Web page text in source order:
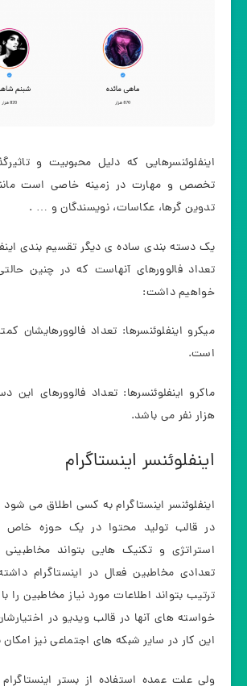
اینفلوئنسرهایی که دلیل محبوبیت و
تخصص و مهارت در زمینه خاصی است
تدوین گرها، عکاسات، نویسندگان و … .
یک دسته بندی ساده ی دیگر تقسیم بندی
تعداد فالوورهای آنهاست که در چنین
خواهیم داشت:
است.
هزار نفر می باشد.
اینفلوئنسر اینستاگرام
اینفلوئنسر اینستاگرام به کسی اطلاق می
در قالب تولید محتوا در یک حوزه خاص
استراتژی و تکنیک هایی بتواند
تعدادی مخاطبین فعال در اینستاگرام
ترتیب بتواند اطلاعات مورد نیاز مخاطبین را
خواسته های آنها در قالب ویدیو در
این کار در سایر شبکه های اجتماعی نیز
ولی علت عمده استفاده از بستر